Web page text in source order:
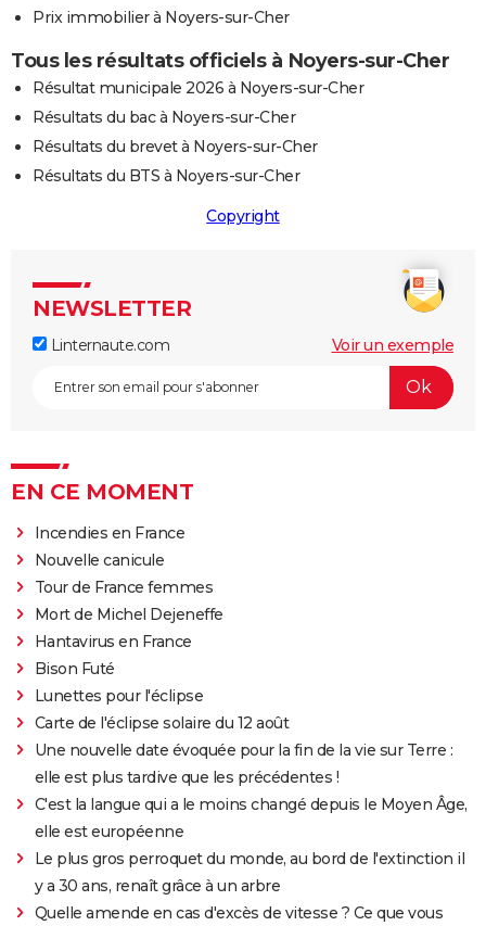
Prix immobilier à Noyers-sur-Cher
Tous les résultats officiels à Noyers-sur-Cher
Résultat municipale 2026 à Noyers-sur-Cher
Résultats du bac à Noyers-sur-Cher
Résultats du brevet à Noyers-sur-Cher
Résultats du BTS à Noyers-sur-Cher
Copyright
NEWSLETTER
Linternaute.com Voir un exemple
EN CE MOMENT
Incendies en France
Nouvelle canicule
Tour de France femmes
Mort de Michel Dejeneffe
Hantavirus en France
Bison Futé
Lunettes pour l'éclipse
Carte de l'éclipse solaire du 12 août
Une nouvelle date évoquée pour la fin de la vie sur Terre :
elle est plus tardive que les précédentes !
C'est la langue qui a le moins changé depuis le Moyen Âge,
elle est européenne
Le plus gros perroquet du monde, au bord de l'extinction il
y a 30 ans, renaît grâce à un arbre
Quelle amende en cas d'excès de vitesse ? Ce que vous